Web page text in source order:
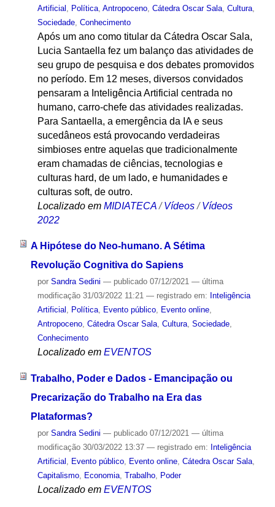
Artificial
Política, Antropoceno, Cátedra Oscar Sala, Cultura,
Sociedade, Conhecimento
Após um ano como titular da Cátedra Oscar Sala,
Lucia Santaella fez um balanço das atividades de
seu grupo de pesquisa e dos debates promovidos
no período. Em 12 meses, diversos convidados
pensaram a Inteligência Artificial centrada no
humano, carro-chefe das atividades realizadas.
Para Santaella, a emergência da IA e seus
sucedâneos está provocando verdadeiras
simbioses entre aquelas que tradicionalmente
eram chamadas de ciências, tecnologias e
culturas hard, de um lado, e humanidades e
culturas soft, de outro.
Localizado em MIDIATECA /Vídeos /Vídeos
2022
A Hipótese do Neo-humano. A Sétima
Revolução Cognitiva do Sapiens
por Sandra Sedini — publicado07/12/2021 — última
modificação31/03/2022 11:21 — registrado em: Inteligência
Artificial , Política, Evento público, Evento online,
Antropoceno, Cátedra Oscar Sala, Cultura, Sociedade,
Conhecimento
Localizado em EVENTOS
Trabalho, Poder e Dados - Emancipação ou
Precarização do Trabalho na Era das
Plataformas?
por Sandra Sedini — publicado07/12/2021 — última
modificação30/03/2022 13:37 — registrado em: Inteligência
Artificial , Evento público, Evento online, Cátedra Oscar Sala,
Capitalismo, Economia, Trabalho, Poder
Localizado em EVENTOS